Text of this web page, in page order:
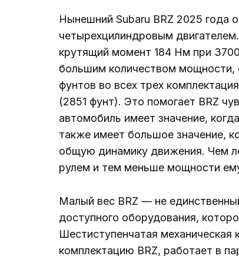
Нынешний Subaru BRZ 2025
четырехцилиндровым
крутящий момент 184 Нм при
большим количеством мощности,
фунтов во всех трех
(2851 фунт). Это помогает BRZ
автомобиль имеет значение,
также имеет большое значение,
общую динамику движения. Чем
рулем и тем меньше мощности
Малый вес BRZ — не
доступного оборудования,
Шестиступенчатая
комплектацию BRZ, работает в